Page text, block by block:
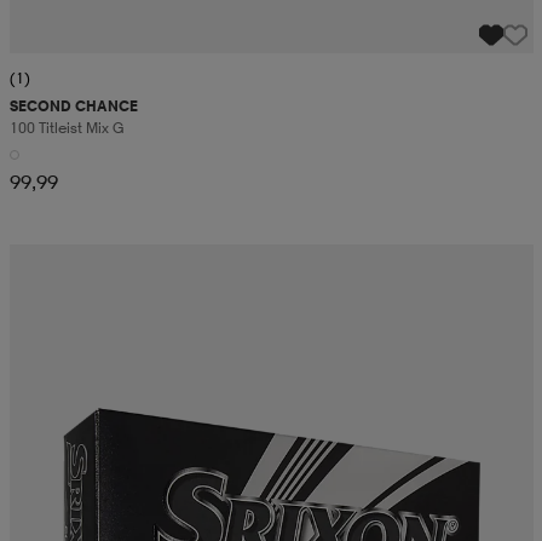
(1)
SECOND CHANCE
100 Titleist Mix G
99,99